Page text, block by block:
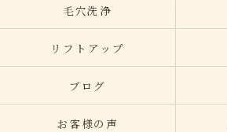
毛穴洗浄
リフトアップ
ブログ
お客様の声